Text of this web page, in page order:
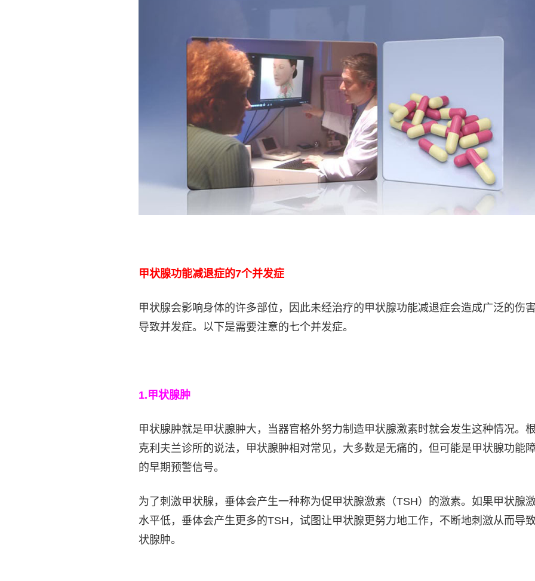
甲状腺功能减退症的7个并发症
甲状腺会影响身体的许多部位，因此未经治疗的甲状腺功能减退症会造成广泛的伤
导致并发症。以下是需要注意的七个并发症。
1.甲状腺肿
甲状腺肿就是甲状腺肿大，当器官格外努力制造甲状腺激素时就会发生这种情况。
克利夫兰诊所的说法，甲状腺肿相对常见，大多数是无痛的，但可能是甲状腺功能
的早期预警信号。
为了刺激甲状腺，垂体会产生一种称为促甲状腺激素（TSH）的激素。如果甲状腺
水平低，垂体会产生更多的TSH，试图让甲状腺更努力地工作，不断地刺激从而导
状腺肿。